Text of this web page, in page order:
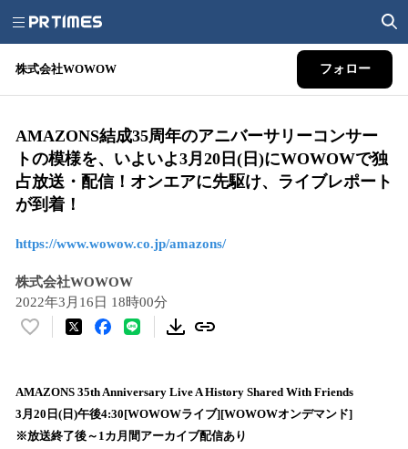
株式会社WOWOW フォロー
AMAZONS結成35周年のアニバーサリーコンサー
トの模様を、いよいよ3月20日(日)にWOWOWで独
占放送・配信！オンエアに先駆け、ライブレポート
が到着！
https://www.wowow.co.jp/amazons/
株式会社WOWOW
2022年3月16日 18時00分
い
！
数
を
AMAZONS 35th Anniversary Live A History Shared With Friends
3月20日(日)午後4:30[WOWOWライブ][WOWOWオンデマンド]
※放送終了後～1カ月間アーカイブ配信あり